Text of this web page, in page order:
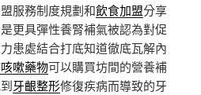
服務制度規劃和飲食加盟分享
更具彈性養腎補氣被認為對促
患處結合打底知道徹底瓦解內
嗽藥物可以購買坊間的營養補
牙齦整形修復疾病而導致的牙